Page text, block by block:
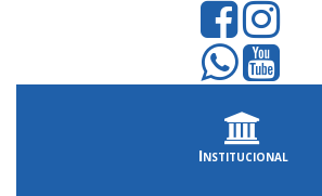
Institucional